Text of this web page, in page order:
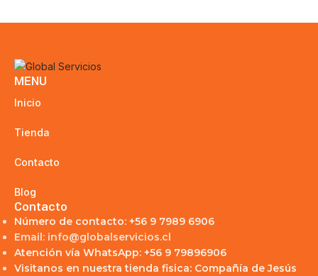
MENU
Inicio
Tienda
Contacto
Blog
Contacto
Número de contacto: +56 9 7989 6906
Email: info@globalservicios.cl
Atención vía WhatsApp: +56 9 79896906
Visitanos en nuestra tienda fisica: Compañía de Jesús